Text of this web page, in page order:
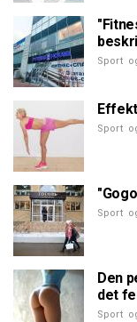
Sport
Sport
Sport
Den
det
Sport